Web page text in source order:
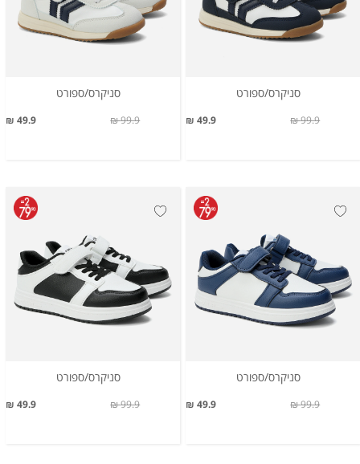
סניקרס/ספורט
49.9 ₪ 99.9 ₪
סניקרס/ספורט
49.9 ₪ 99.9 ₪
סניקרס/ספורט
49.9 ₪ 99.9 ₪
סניקרס/ספורט
49.9 ₪ 99.9 ₪